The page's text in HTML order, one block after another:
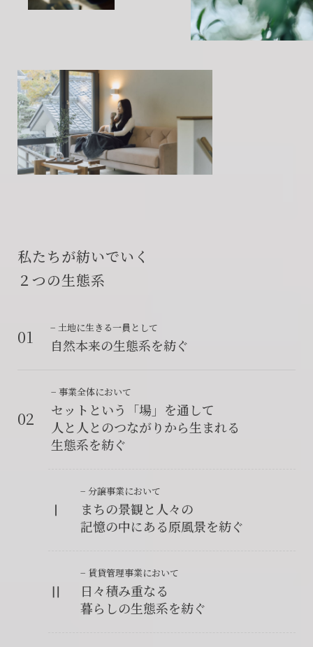
私たちが紡いでいく
２つの生態系
01 − 土地に生きる一員として
自然本来の生態系を紡ぐ
02
− 事業全体において
セットという「場」を通して
人と人とのつながりから生まれる
生態系を紡ぐ
Ⅰ
− 分譲事業において
まちの景観と人々の
記憶の中にある原風景を紡ぐ
Ⅱ
− 賃貸管理事業において
日々積み重なる
暮らしの生態系を紡ぐ